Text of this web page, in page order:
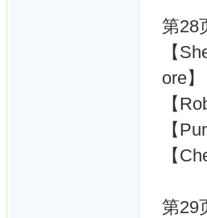
第28
【
ore
【
【
【
第29